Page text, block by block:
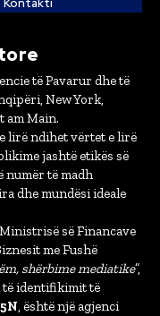
Kontakti
të Pavarur dhe të
New York,
am Main.
lirë ndihet vërtet e lirë
jashtë etikës së
numër të madh
dhe mundësi ideale
së Financave
me Fushë
shërbime mediatike”,
të identifikimit të
, është një agjenci